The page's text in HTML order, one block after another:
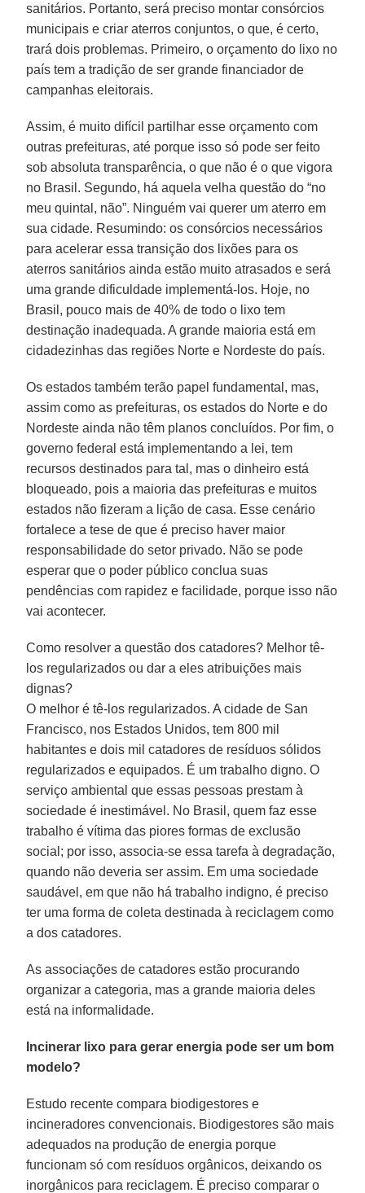
sanitários. Portanto, será preciso montar consórcios
municipais e criar aterros conjuntos, o que, é certo,
trará dois problemas. Primeiro, o orçamento do lixo no
país tem a tradição de ser grande financiador de
campanhas eleitorais.
Assim, é muito difícil partilhar esse orçamento com
outras prefeituras, até porque isso só pode ser feito
sob absoluta transparência, o que não é o que vigora
no Brasil. Segundo, há aquela velha questão do “no
meu quintal, não”. Ninguém vai querer um aterro em
sua cidade. Resumindo: os consórcios necessários
para acelerar essa transição dos lixões para os
aterros sanitários ainda estão muito atrasados e será
uma grande dificuldade implementá-los. Hoje, no
Brasil, pouco mais de 40% de todo o lixo tem
destinação inadequada. A grande maioria está em
cidadezinhas das regiões Norte e Nordeste do país.
Os estados também terão papel fundamental, mas,
assim como as prefeituras, os estados do Norte e do
Nordeste ainda não têm planos concluídos. Por fim, o
governo federal está implementando a lei, tem
recursos destinados para tal, mas o dinheiro está
bloqueado, pois a maioria das prefeituras e muitos
estados não fizeram a lição de casa. Esse cenário
fortalece a tese de que é preciso haver maior
responsabilidade do setor privado. Não se pode
esperar que o poder público conclua suas
pendências com rapidez e facilidade, porque isso não
vai acontecer.
Como resolver a questão dos catadores? Melhor tê-
los regularizados ou dar a eles atribuições mais
dignas?
O melhor é tê-los regularizados. A cidade de San
Francisco, nos Estados Unidos, tem 800 mil
habitantes e dois mil catadores de resíduos sólidos
regularizados e equipados. É um trabalho digno. O
serviço ambiental que essas pessoas prestam à
sociedade é inestimável. No Brasil, quem faz esse
trabalho é vítima das piores formas de exclusão
social; por isso, associa-se essa tarefa à degradação,
quando não deveria ser assim. Em uma sociedade
saudável, em que não há trabalho indigno, é preciso
ter uma forma de coleta destinada à reciclagem como
a dos catadores.
As associações de catadores estão procurando
organizar a categoria, mas a grande maioria deles
está na informalidade.
Incinerar lixo para gerar energia pode ser um bom
modelo?
Estudo recente compara biodigestores e
incineradores convencionais. Biodigestores são mais
adequados na produção de energia porque
funcionam só com resíduos orgânicos, deixando os
inorgânicos para reciclagem. É preciso comparar o